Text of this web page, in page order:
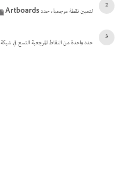
لتعيين نقطة مرجعية، حددArtboards
حدد واحدة من النقاط المرجعية التسع في شبكة